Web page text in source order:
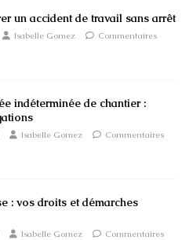
un accident de travail sans arrêt
Isabelle Gomez
Commentaires
indéterminée de chantier :
Isabelle Gomez
Commentaires
: vos droits et démarches
Isabelle Gomez
Commentaires